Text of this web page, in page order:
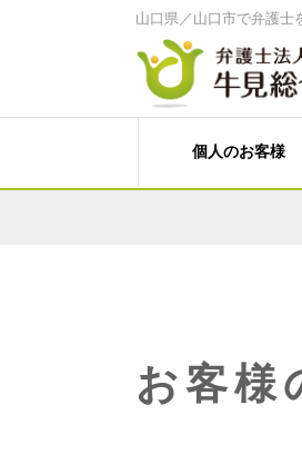
山口県／山口市で弁護士
個人のお客様
C型肝炎
お客様